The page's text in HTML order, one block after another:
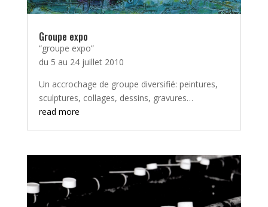
Groupe expo
“groupe expo”
du 5 au 24 juillet 2010
Un accrochage de groupe diversifié: peintures,
sculptures, collages, dessins, gravures…
read more